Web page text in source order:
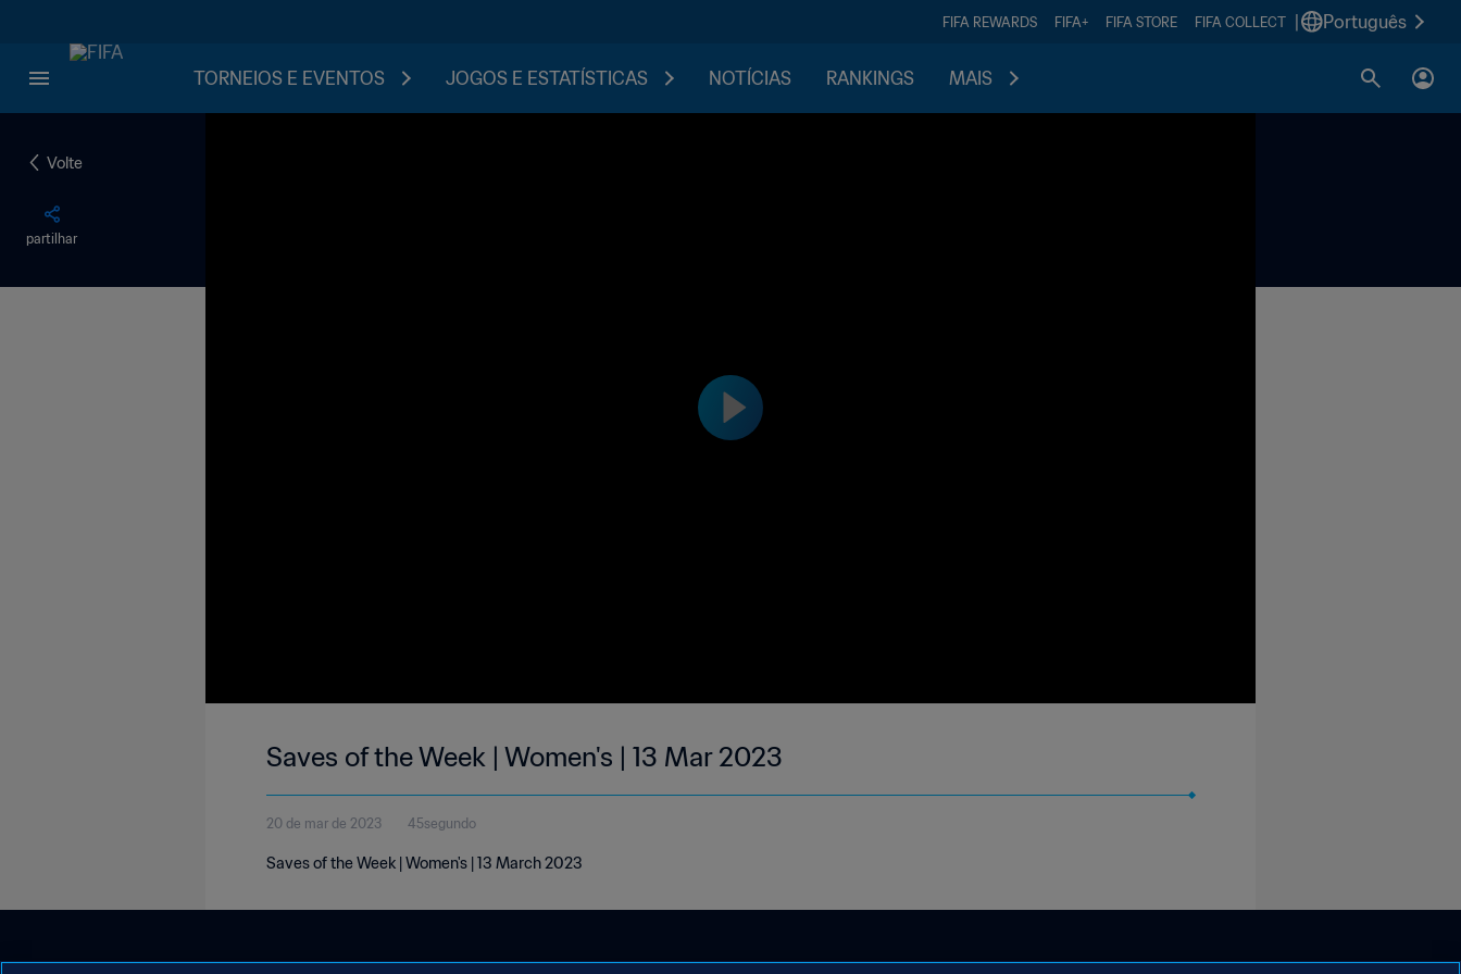
FIFA REWARDS FIFA+ FIFA STORE FIFA COLLECT Português
TORNEIOS E EVENTOS JOGOS E ESTATÍSTICAS NOTÍCIAS RANKINGS MAIS
Volte
partilhar
Saves of the Week | Women's | 13 Mar 2023
20 de mar de 2023 45segundo
Saves of the Week | Women's | 13 March 2023